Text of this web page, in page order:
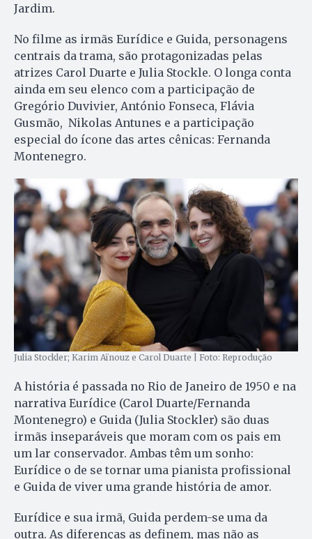
Jardim.
No filme as irmãs Eurídice e Guida, personagens
centrais da trama, são protagonizadas pelas
atrizes Carol Duarte e Julia Stockle. O longa conta
ainda em seu elenco com a participação de
Gregório Duvivier, António Fonseca, Flávia
Gusmão, Nikolas Antunes e a participação
especial do ícone das artes cênicas: Fernanda
Montenegro.
Julia Stockler; Karim Aïnouz e Carol Duarte | Foto: Reprodução
A história é passada no Rio de Janeiro de 1950 e na
narrativa Eurídice (Carol Duarte/Fernanda
Montenegro) e Guida (Julia Stockler) são duas
irmãs inseparáveis que moram com os pais em
um lar conservador. Ambas têm um sonho:
Eurídice o de se tornar uma pianista profissional
e Guida de viver uma grande história de amor.
Eurídice e sua irmã, Guida perdem-se uma da
outra. As diferenças as definem, mas não as